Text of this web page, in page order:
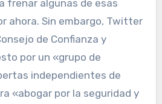
frenar algunas de esas
ahora. Sin embargo, Twitter
de Confianza y
por un «grupo de
independientes de
«abogar por la seguridad y